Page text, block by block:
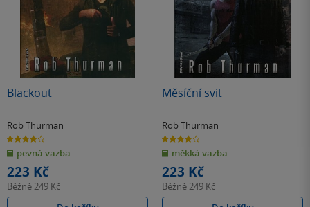
Blackout
Rob Thurman
4.2
z
5
hvězdiček
pevná vazba
223 Kč
Běžně249 Kč
Měsíční svit
Rob Thurman
4.0
z
5
hvězdiček
měkká vazba
223 Kč
Běžně249 Kč